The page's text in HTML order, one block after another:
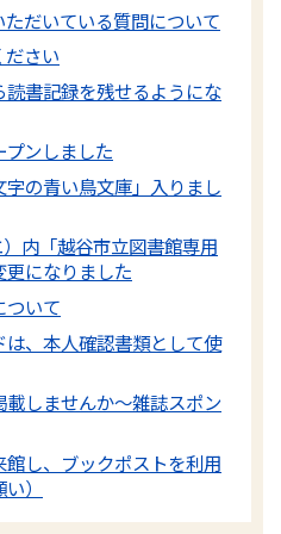
だいている質問について
ださい
読書記録を残せるようにな
ンしました
字の青い鳥文庫」入りまし
内「越谷市立図書館専用
になりました
ついて
、本人確認書類として使
しませんか～雑誌スポン
し、ブックポストを利用
）